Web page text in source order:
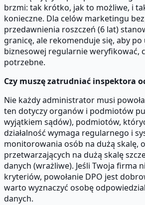
brzmi: tak krótko, jak to możliwe, i
konieczne. Dla celów marketingu
przedawnienia roszczeń (6 lat)
granicę, ale rekomenduje się, aby
biznesowej regularnie weryfikować,
potrzebne.
Czy muszę zatrudniać inspektora
Nie każdy administrator musi
ten dotyczy organów i podmiotów
wyjątkiem sądów), podmiotów,
działalność wymaga regularnego i
monitorowania osób na dużą skalę,
przetwarzających na dużą skalę
danych (wrażliwe). Jeśli Twoja firma
kryteriów, powołanie DPO jest
warto wyznaczyć osobę
danych.